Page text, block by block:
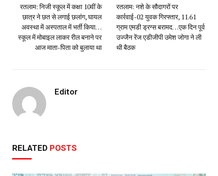
रतलाम: निजी स्कूल में कक्षा 10वीं के
छात्र ने छत से लगाई छलांग, घायल
अवस्था में अस्पताल में भर्ती किया…
स्कूल में मोबाइल लाकर रील बनाने पर
आज माता-पिता को बुलाया था
रतलाम: नशे के सौदागरों पर
कार्रवाई-02 युवक गिरफ्तार, 11.61
ग्राम एमडी ड्रग्स बरामद…एक दिन पूर्व
उज्जैन रेंज एडीजीपी उमेश जोगा ने ली
थी बैठक
Editor
RELATED POSTS